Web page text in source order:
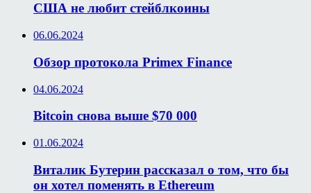
США не любит стейблкоины
06.06.2024
Обзор протокола Primex Finance
04.06.2024
Bitcoin снова выше $70 000
01.06.2024
Виталик Бутерин рассказал о том, что бы
он хотел поменять в Ethereum